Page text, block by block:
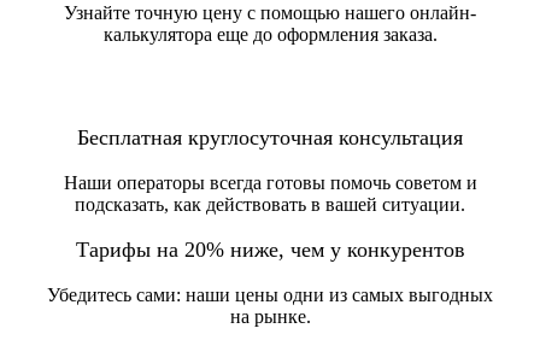
Узнайте точную цену с помощью нашего онлайн-
калькулятора еще до оформления заказа.
Бесплатная круглосуточная консультация
Наши операторы всегда готовы помочь советом и
подсказать, как действовать в вашей ситуации.
Тарифы на 20% ниже, чем у конкурентов
Убедитесь сами: наши цены одни из самых выгодных
на рынке.